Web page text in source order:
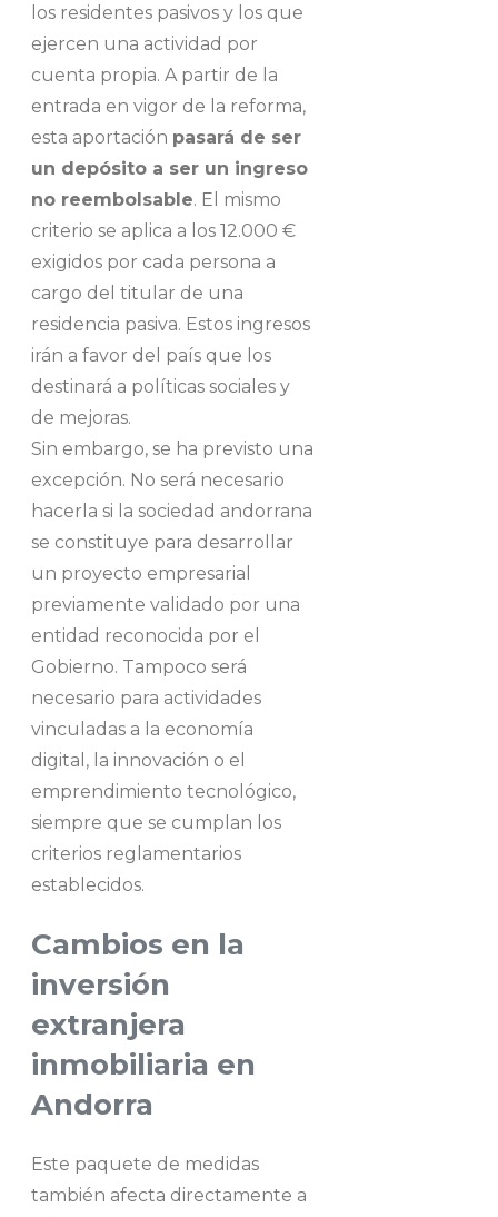
los residentes pasivos y los que
ejercen una actividad por
cuenta propia. A partir de la
entrada en vigor de la reforma,
esta aportación pasará de ser
un depósito a ser un ingreso
no reembolsable. El mismo
criterio se aplica a los 12.000 €
exigidos por cada persona a
cargo del titular de una
residencia pasiva. Estos ingresos
irán a favor del país que los
destinará a políticas sociales y
de mejoras.
Sin embargo, se ha previsto una
excepción. No será necesario
hacerla si la sociedad andorrana
se constituye para desarrollar
un proyecto empresarial
previamente validado por una
entidad reconocida por el
Gobierno. Tampoco será
necesario para actividades
vinculadas a la economía
digital, la innovación o el
emprendimiento tecnológico,
siempre que se cumplan los
criterios reglamentarios
establecidos.
Cambios en la
inversión
extranjera
inmobiliaria en
Andorra
Este paquete de medidas
también afecta directamente a